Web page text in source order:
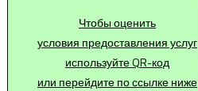
Чтобы оценить
условия предоставления услуг
используйте QR-код
или перейдите по ссылке ниже